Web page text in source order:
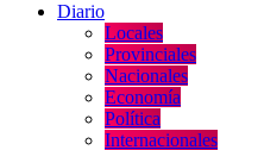
Diario
Locales
Provinciales
Nacionales
Economía
Política
Internacionales